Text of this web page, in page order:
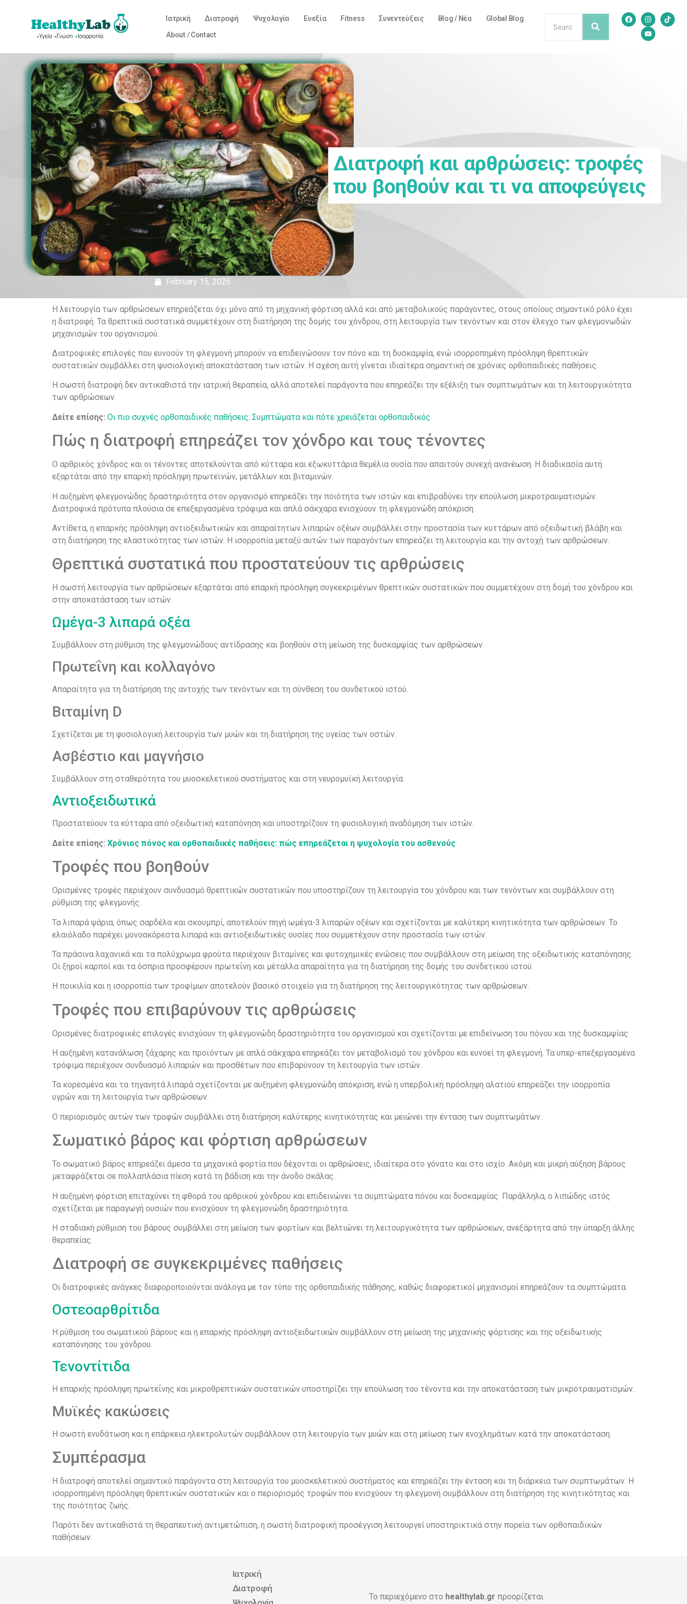
Ιατρική Διατροφή Ψυχολογία Ευεξία Fitness Συνεντεύξεις Blog / Νέα
Global Blog
About / Contact
February 15, 2026
Διατροφή και αρθρώσεις: τροφές
που βοηθούν και τι να αποφεύγεις
Η λειτουργία των αρθρώσεων επηρεάζεται όχι μόνο από τη μηχανική φόρτιση αλλά και από μεταβολικούς παράγοντες, στους οποίους σημαντικό ρόλο έχει
η διατροφή. Τα θρεπτικά συστατικά συμμετέχουν στη διατήρηση της δομής του χόνδρου, στη λειτουργία των τενόντων και στον έλεγχο των φλεγμονωδών
μηχανισμών του οργανισμού.
Διατροφικές επιλογές που ευνοούν τη φλεγμονή μπορούν να επιδεινώσουν τον πόνο και τη δυσκαμψία, ενώ ισορροπημένη πρόσληψη θρεπτικών
συστατικών συμβάλλει στη φυσιολογική αποκατάσταση των ιστών. Η σχέση αυτή γίνεται ιδιαίτερα σημαντική σε χρόνιες ορθοπαιδικές παθήσεις.
Η σωστή διατροφή δεν αντικαθιστά την ιατρική θεραπεία, αλλά αποτελεί παράγοντα που επηρεάζει την εξέλιξη των συμπτωμάτων και τη λειτουργικότητα
των αρθρώσεων.
Δείτε επίσης: Οι πιο συχνές ορθοπαιδικές παθήσεις: Συμπτώματα και πότε χρειάζεται ορθοπαιδικός
Πώς η διατροφή επηρεάζει τον χόνδρο και τους τένοντες
Ο αρθρικός χόνδρος και οι τένοντες αποτελούνται από κύτταρα και εξωκυττάρια θεμέλια ουσία που απαιτούν συνεχή ανανέωση. Η διαδικασία αυτή
εξαρτάται από την επαρκή πρόσληψη πρωτεϊνών, μετάλλων και βιταμινών.
Η αυξημένη φλεγμονώδης δραστηριότητα στον οργανισμό επηρεάζει την ποιότητα των ιστών και επιβραδύνει την επούλωση μικροτραυματισμών.
Διατροφικά πρότυπα πλούσια σε επεξεργασμένα τρόφιμα και απλά σάκχαρα ενισχύουν τη φλεγμονώδη απόκριση.
Αντίθετα, η επαρκής πρόσληψη αντιοξειδωτικών και απαραίτητων λιπαρών οξέων συμβάλλει στην προστασία των κυττάρων από οξειδωτική βλάβη και
στη διατήρηση της ελαστικότητας των ιστών. Η ισορροπία μεταξύ αυτών των παραγόντων επηρεάζει τη λειτουργία και την αντοχή των αρθρώσεων.
Θρεπτικά συστατικά που προστατεύουν τις αρθρώσεις
Η σωστή λειτουργία των αρθρώσεων εξαρτάται από επαρκή πρόσληψη συγκεκριμένων θρεπτικών συστατικών που συμμετέχουν στη δομή του χόνδρου και
στην αποκατάσταση των ιστών.
Ωμέγα-3 λιπαρά οξέα
Συμβάλλουν στη ρύθμιση της φλεγμονώδους αντίδρασης και βοηθούν στη μείωση της δυσκαμψίας των αρθρώσεων.
Πρωτεΐνη και κολλαγόνο
Απαραίτητα για τη διατήρηση της αντοχής των τενόντων και τη σύνθεση του συνδετικού ιστού.
Βιταμίνη D
Σχετίζεται με τη φυσιολογική λειτουργία των μυών και τη διατήρηση της υγείας των οστών.
Ασβέστιο και μαγνήσιο
Συμβάλλουν στη σταθερότητα του μυοσκελετικού συστήματος και στη νευρομυϊκή λειτουργία.
Αντιοξειδωτικά
Προστατεύουν τα κύτταρα από οξειδωτική καταπόνηση και υποστηρίζουν τη φυσιολογική αναδόμηση των ιστών.
Δείτε επίσης: Χρόνιος πόνος και ορθοπαιδικές παθήσεις: πώς επηρεάζεται η ψυχολογία του ασθενούς
Τροφές που βοηθούν
Ορισμένες τροφές περιέχουν συνδυασμό θρεπτικών συστατικών που υποστηρίζουν τη λειτουργία του χόνδρου και των τενόντων και συμβάλλουν στη
ρύθμιση της φλεγμονής.
Τα λιπαρά ψάρια, όπως σαρδέλα και σκουμπρί, αποτελούν πηγή ωμέγα-3 λιπαρών οξέων και σχετίζονται με καλύτερη κινητικότητα των αρθρώσεων. Το
ελαιόλαδο παρέχει μονοακόρεστα λιπαρά και αντιοξειδωτικές ουσίες που συμμετέχουν στην προστασία των ιστών.
Τα πράσινα λαχανικά και τα πολύχρωμα φρούτα περιέχουν βιταμίνες και φυτοχημικές ενώσεις που συμβάλλουν στη μείωση της οξειδωτικής καταπόνησης.
Οι ξηροί καρποί και τα όσπρια προσφέρουν πρωτεΐνη και μέταλλα απαραίτητα για τη διατήρηση της δομής του συνδετικού ιστού.
Η ποικιλία και η ισορροπία των τροφίμων αποτελούν βασικό στοιχείο για τη διατήρηση της λειτουργικότητας των αρθρώσεων.
Τροφές που επιβαρύνουν τις αρθρώσεις
Ορισμένες διατροφικές επιλογές ενισχύουν τη φλεγμονώδη δραστηριότητα του οργανισμού και σχετίζονται με επιδείνωση του πόνου και της δυσκαμψίας.
Η αυξημένη κατανάλωση ζάχαρης και προϊόντων με απλά σάκχαρα επηρεάζει τον μεταβολισμό του χόνδρου και ευνοεί τη φλεγμονή. Τα υπερ-επεξεργασμένα
τρόφιμα περιέχουν συνδυασμό λιπαρών και προσθέτων που επιβαρύνουν τη λειτουργία των ιστών.
Τα κορεσμένα και τα τηγανητά λιπαρά σχετίζονται με αυξημένη φλεγμονώδη απόκριση, ενώ η υπερβολική πρόσληψη αλατιού επηρεάζει την ισορροπία
υγρών και τη λειτουργία των αρθρώσεων.
Ο περιορισμός αυτών των τροφών συμβάλλει στη διατήρηση καλύτερης κινητικότητας και μειώνει την ένταση των συμπτωμάτων.
Σωματικό βάρος και φόρτιση αρθρώσεων
Το σωματικό βάρος επηρεάζει άμεσα τα μηχανικά φορτία που δέχονται οι αρθρώσεις, ιδιαίτερα στο γόνατο και στο ισχίο. Ακόμη και μικρή αύξηση βάρους
μεταφράζεται σε πολλαπλάσια πίεση κατά τη βάδιση και την άνοδο σκάλας.
Η αυξημένη φόρτιση επιταχύνει τη φθορά του αρθρικού χόνδρου και επιδεινώνει τα συμπτώματα πόνου και δυσκαμψίας. Παράλληλα, ο λιπώδης ιστός
σχετίζεται με παραγωγή ουσιών που ενισχύουν τη φλεγμονώδη δραστηριότητα.
Η σταδιακή ρύθμιση του βάρους συμβάλλει στη μείωση των φορτίων και βελτιώνει τη λειτουργικότητα των αρθρώσεων, ανεξάρτητα από την ύπαρξη άλλης
θεραπείας.
Διατροφή σε συγκεκριμένες παθήσεις
Οι διατροφικές ανάγκες διαφοροποιούνται ανάλογα με τον τύπο της ορθοπαιδικής πάθησης, καθώς διαφορετικοί μηχανισμοί επηρεάζουν τα συμπτώματα.
Οστεοαρθρίτιδα
Η ρύθμιση του σωματικού βάρους και η επαρκής πρόσληψη αντιοξειδωτικών συμβάλλουν στη μείωση της μηχανικής φόρτισης και της οξειδωτικής
καταπόνησης του χόνδρου.
Τενοντίτιδα
Η επαρκής πρόσληψη πρωτεΐνης και μικροθρεπτικών συστατικών υποστηρίζει την επούλωση του τένοντα και την αποκατάσταση των μικροτραυματισμών.
Μυϊκές κακώσεις
Η σωστή ενυδάτωση και η επάρκεια ηλεκτρολυτών συμβάλλουν στη λειτουργία των μυών και στη μείωση των ενοχλημάτων κατά την αποκατάσταση.
Συμπέρασμα
Η διατροφή αποτελεί σημαντικό παράγοντα στη λειτουργία του μυοσκελετικού συστήματος και επηρεάζει την ένταση και τη διάρκεια των συμπτωμάτων. Η
ισορροπημένη πρόσληψη θρεπτικών συστατικών και ο περιορισμός τροφών που ενισχύουν τη φλεγμονή συμβάλλουν στη διατήρηση της κινητικότητας και
της ποιότητας ζωής.
Παρότι δεν αντικαθιστά τη θεραπευτική αντιμετώπιση, η σωστή διατροφική προσέγγιση λειτουργεί υποστηρικτικά στην πορεία των ορθοπαιδικών
παθήσεων.
Ιατρική
Διατροφή
Το περιεχόμενο στο healthylab.gr προορίζεται